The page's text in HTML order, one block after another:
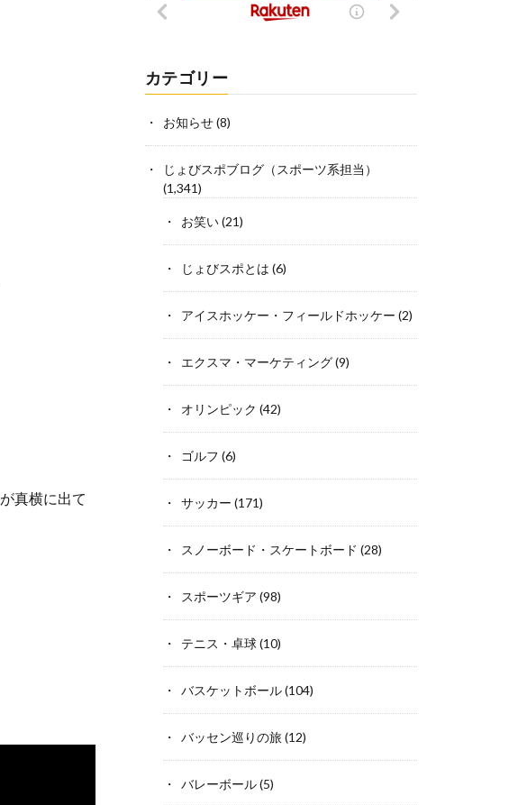
が真横に出て
カテゴリー
お知らせ(8)
じょびスポブログ（スポーツ系担当）
(1,341)
お笑い(21)
じょびスポとは (6)
アイスホッケー・フィールドホッケー (2)
エクスマ・マーケティング(9)
オリンピック (42)
ゴルフ (6)
サッカー (171)
スノーボード・スケートボード (28)
スポーツギア (98)
テニス・卓球(10)
バスケットボール(104)
バッセン巡りの旅(12)
バレーボール(5)